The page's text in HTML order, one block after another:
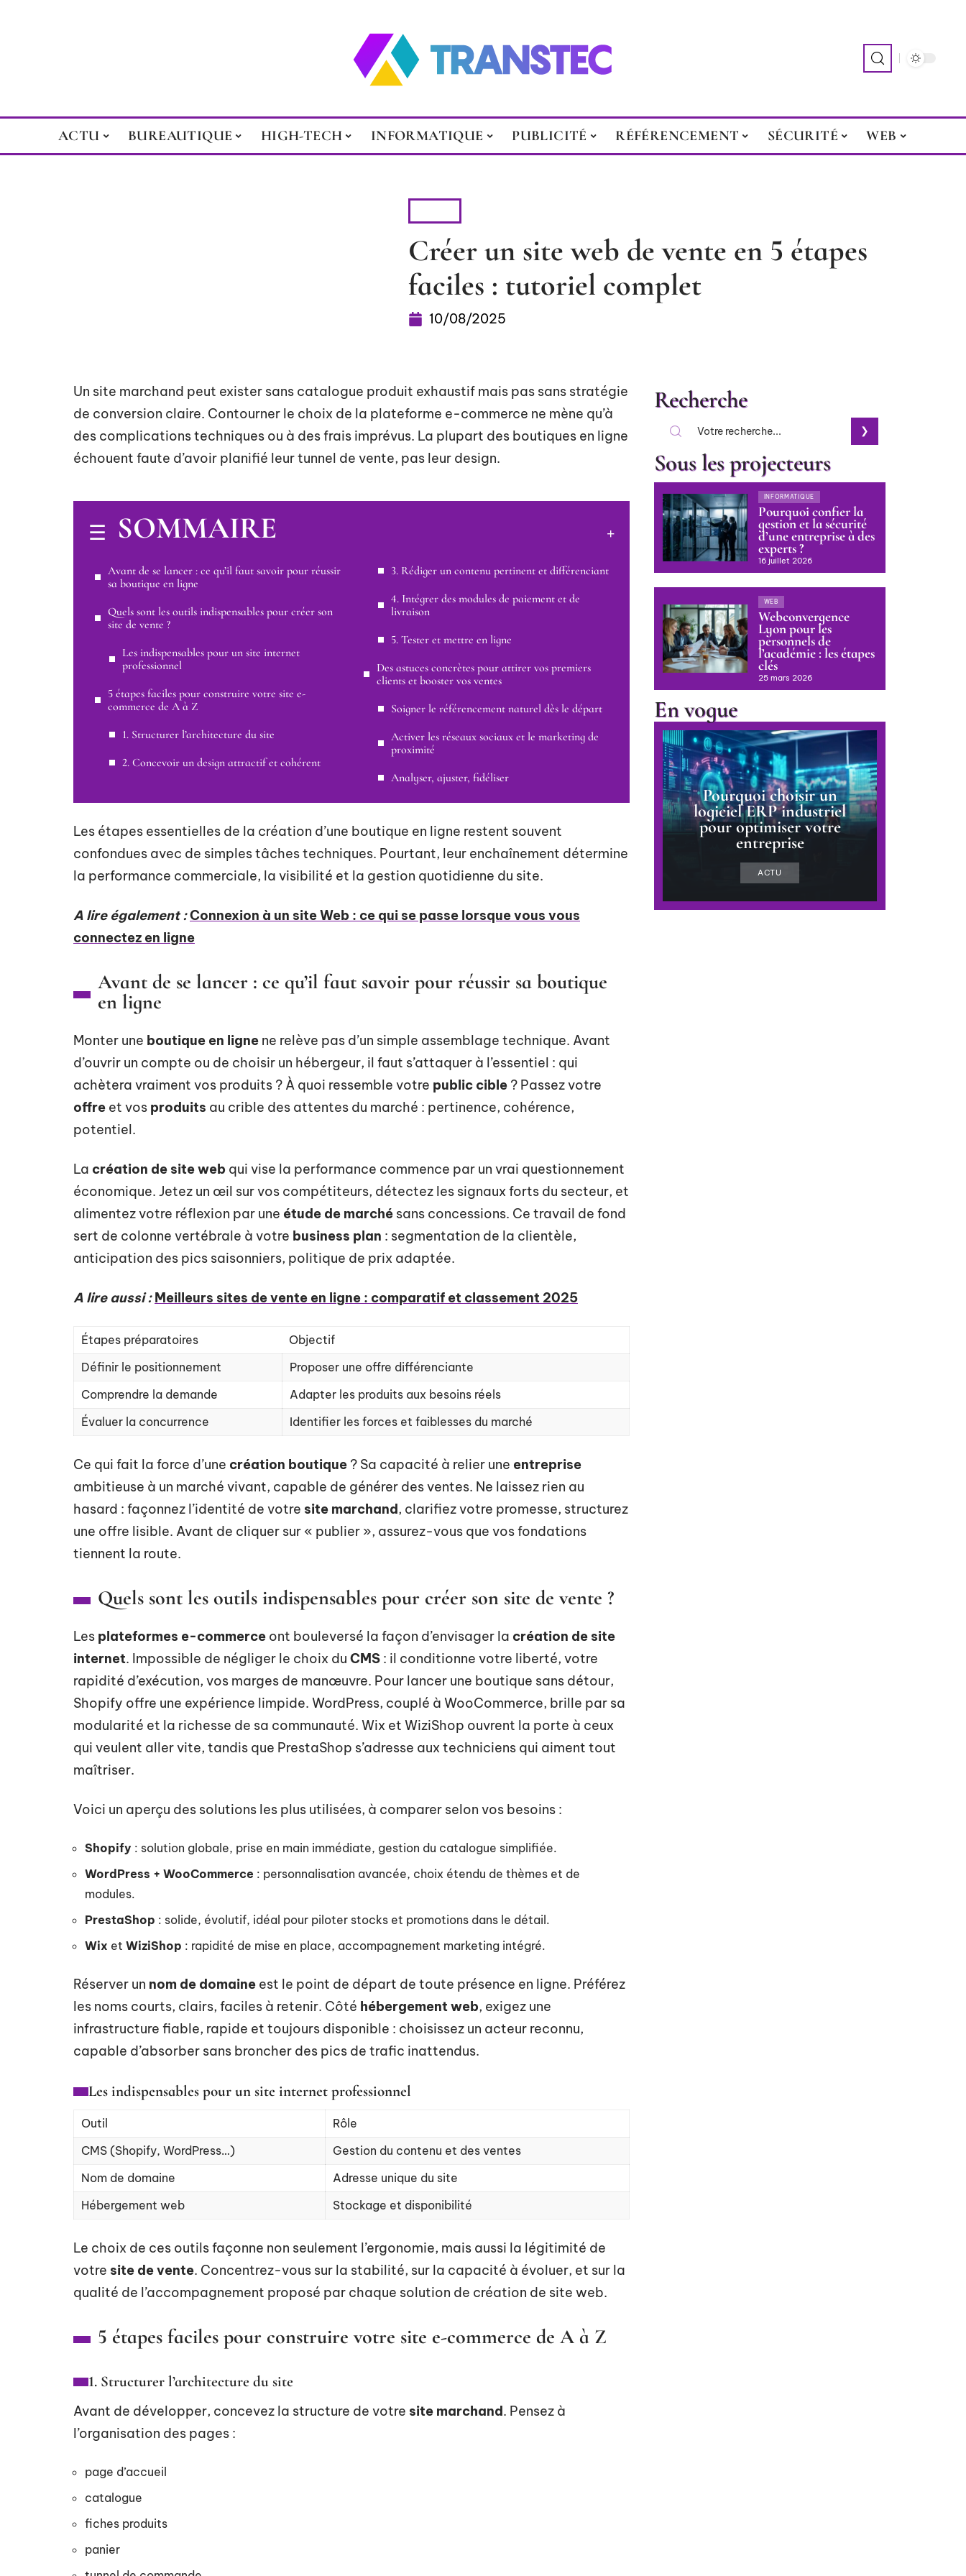
ACTU BUREAUTIQUE HIGH-TECH INFORMATIQUE PUBLICITÉ RÉFÉRENCEMENT SÉCURITÉ WEB
Créer un site web de vente en 5 étapes
faciles : tutoriel complet
10/08/2025
Un site marchand peut exister sans catalogue produit exhaustif mais pas sans stratégie
de conversion claire. Contourner le choix de la plateforme e-commerce ne mène qu’à
des complications techniques ou à des frais imprévus. La plupart des boutiques en ligne
échouent faute d’avoir planifié leur tunnel de vente, pas leur design.
SOMMAIRE
Avant de se lancer : ce qu’il faut savoir pour réussir
sa boutique en ligne
Quels sont les outils indispensables pour créer son
site de vente ?
Les indispensables pour un site internet
professionnel
5 étapes faciles pour construire votre site e-
commerce de A à Z
1. Structurer l’architecture du site
2. Concevoir un design attractif et cohérent
3. Rédiger un contenu pertinent et différenciant
4. Intégrer des modules de paiement et de
livraison
5. Tester et mettre en ligne
Des astuces concrètes pour attirer vos premiers
clients et booster vos ventes
Soigner le référencement naturel dès le départ
Activer les réseaux sociaux et le marketing de
proximité
Analyser, ajuster, fidéliser
Les étapes essentielles de la création d’une boutique en ligne restent souvent
confondues avec de simples tâches techniques. Pourtant, leur enchaînement détermine
la performance commerciale, la visibilité et la gestion quotidienne du site.
A lire également :Connexion à un site Web : ce qui se passe lorsque vous vous
connectez en ligne
Avant de se lancer : ce qu’il faut savoir pour réussir sa boutique
en ligne
Monter une boutique en ligne ne relève pas d’un simple assemblage technique. Avant
d’ouvrir un compte ou de choisir un hébergeur, il faut s’attaquer à l’essentiel : qui
achètera vraiment vos produits ? À quoi ressemble votre public cible ? Passez votre
offre et vos produits au crible des attentes du marché : pertinence, cohérence,
potentiel.
La création de site web qui vise la performance commence par un vrai questionnement
économique. Jetez un œil sur vos compétiteurs, détectez les signaux forts du secteur, et
alimentez votre réflexion par une étude de marché sans concessions. Ce travail de fond
sert de colonne vertébrale à votre business plan : segmentation de la clientèle,
anticipation des pics saisonniers, politique de prix adaptée.
A lire aussi : Meilleurs sites de vente en ligne : comparatif et classement 2025
Étapes préparatoires
Objectif
Définir le positionnement
Proposer une offre différenciante
Comprendre la demande
Adapter les produits aux besoins réels
Évaluer la concurrence
Identifier les forces et faiblesses du marché
Ce qui fait la force d’une création boutique ? Sa capacité à relier une entreprise
ambitieuse à un marché vivant, capable de générer des ventes. Ne laissez rien au
hasard : façonnez l’identité de votre site marchand, clarifiez votre promesse, structurez
une offre lisible. Avant de cliquer sur « publier », assurez-vous que vos fondations
tiennent la route.
Quels sont les outils indispensables pour créer son site de vente ?
Les plateformes e-commerce ont bouleversé la façon d’envisager la création de site
internet. Impossible de négliger le choix du CMS : il conditionne votre liberté, votre
rapidité d’exécution, vos marges de manœuvre. Pour lancer une boutique sans détour,
Shopify offre une expérience limpide. WordPress, couplé à WooCommerce, brille par sa
modularité et la richesse de sa communauté. Wix et WiziShop ouvrent la porte à ceux
qui veulent aller vite, tandis que PrestaShop s’adresse aux techniciens qui aiment tout
maîtriser.
Voici un aperçu des solutions les plus utilisées, à comparer selon vos besoins :
Shopify : solution globale, prise en main immédiate, gestion du catalogue simplifiée.
WordPress + WooCommerce : personnalisation avancée, choix étendu de thèmes et de
modules.
PrestaShop : solide, évolutif, idéal pour piloter stocks et promotions dans le détail.
Wix et WiziShop : rapidité de mise en place, accompagnement marketing intégré.
Réserver un nom de domaine est le point de départ de toute présence en ligne. Préférez
les noms courts, clairs, faciles à retenir. Côté hébergement web, exigez une
infrastructure fiable, rapide et toujours disponible : choisissez un acteur reconnu,
capable d’absorber sans broncher des pics de trafic inattendus.
Les indispensables pour un site internet professionnel
Outil
Rôle
CMS (Shopify, WordPress…)
Gestion du contenu et des ventes
Nom de domaine
Adresse unique du site
Hébergement web
Stockage et disponibilité
Le choix de ces outils façonne non seulement l’ergonomie, mais aussi la légitimité de
votre site de vente. Concentrez-vous sur la stabilité, sur la capacité à évoluer, et sur la
qualité de l’accompagnement proposé par chaque solution de création de site web.
5 étapes faciles pour construire votre site e-commerce de A à Z
1. Structurer l’architecture du site
Avant de développer, concevez la structure de votre site marchand. Pensez à
l’organisation des pages :
page d’accueil
catalogue
fiches produits
panier
Recherche
Sous les projecteurs
INFORMATIQUE
Pourquoi confier la
gestion et la sécurité
d’une entreprise à des
experts ?
16 juillet 2026
WEB
Webconvergence
Lyon pour les
personnels de
l’académie : les étapes
clés
25 mars 2026
En vogue
Pourquoi choisir un
logiciel ERP industriel
pour optimiser votre
entreprise
ACTU